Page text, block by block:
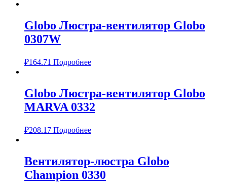
Globo Люстра-вентилятор Globo
0307W
₽164.71 Подробнее
Globo Люстра-вентилятор Globo
MARVA 0332
₽208.17 Подробнее
Вентилятор-люстра Globo
Champion 0330